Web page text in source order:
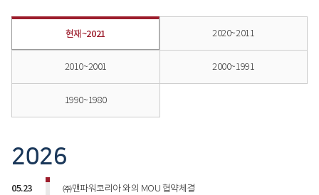
현재~2021 2020~2011
2010~2001 2000~1991
1990~1980
2026
05.23 ㈜맨파워코리아 와의 MOU 협약체결